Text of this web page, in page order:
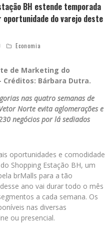
BH estende temporada
oportunidade do varejo deste
Economia
de Marketing do
Créditos: Bárbara Dutra.
nas quatro semanas de
Norte evita aglomerações e
negócios por lá sediados
oportunidades e comodidade
Shopping Estação BH, um
brMalls para a tão
ano vai durar todo o mês
a cada semana. Os
nas diversas
ou presencial.